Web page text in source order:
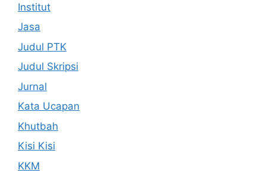
Institut
Jasa
Judul PTK
Judul Skripsi
Jurnal
Kata Ucapan
Khutbah
Kisi Kisi
KKM